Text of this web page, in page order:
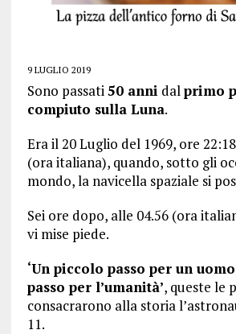
9 LUGLIO 2019
Sono passati50 anni dalprimo
compiuto sulla Luna.
Era il 20 Luglio del 1969, ore
(ora italiana), quando, sotto gli
mondo, la navicella spaziale si
Sei ore dopo, alle 04.56 (ora
vi mise piede.
‘Un piccolo passo per un
passo per l’umanità’, queste le
consacrarono alla storia
11.